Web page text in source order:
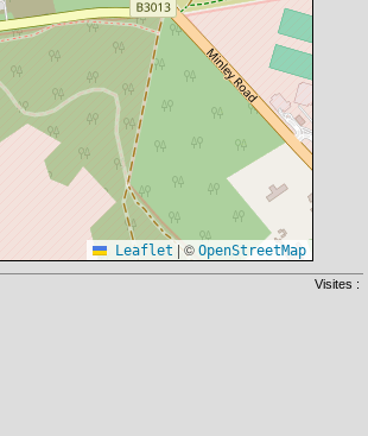
Leaflet |© OpenStreetMap
Visites :